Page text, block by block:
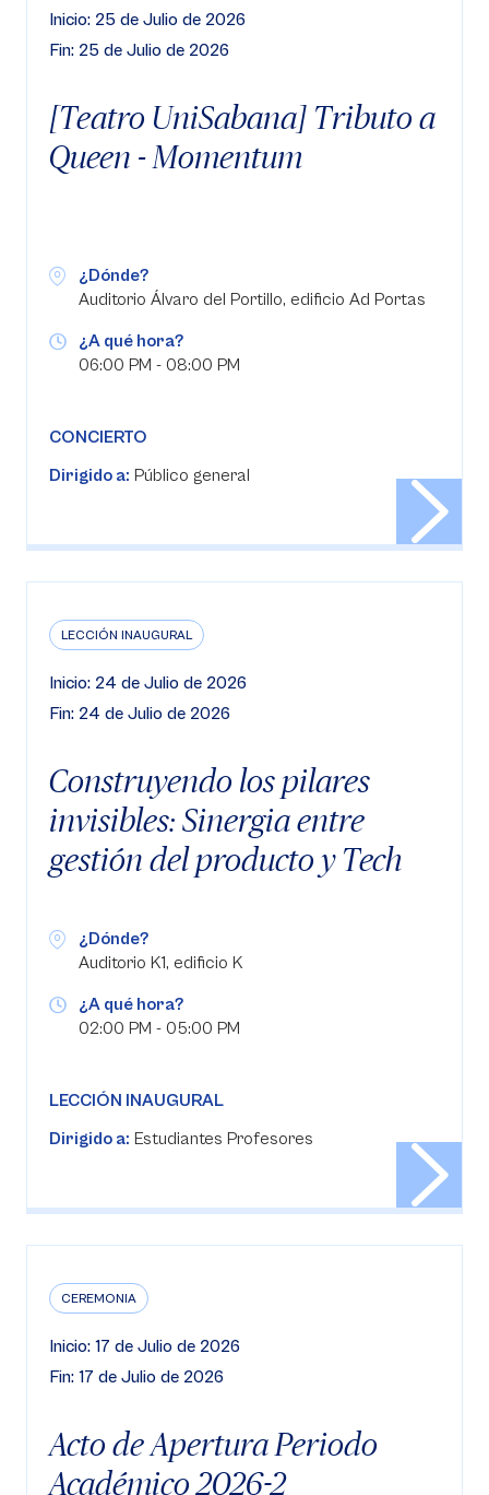
Inicio: 25 de Julio de 2026
Fin: 25 de Julio de 2026
[Teatro UniSabana] Tributo a
Queen - Momentum
¿Dónde?
Auditorio Álvaro del Portillo, edificio Ad Portas
¿A qué hora?
06:00 PM - 08:00 PM
CONCIERTO
Dirigido a: Público general
LECCIÓN INAUGURAL
Inicio: 24 de Julio de 2026
Fin: 24 de Julio de 2026
Construyendo los pilares
invisibles: Sinergia entre
gestión del producto y Tech
¿Dónde?
Auditorio K1, edificio K
¿A qué hora?
02:00 PM - 05:00 PM
LECCIÓN INAUGURAL
Dirigido a: Estudiantes Profesores
CEREMONIA
Inicio: 17 de Julio de 2026
Fin: 17 de Julio de 2026
Acto de Apertura Periodo
Académico 2026-2